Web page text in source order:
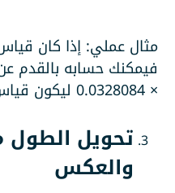
× 0.0328084 ليكون قياس صدرك نحو 1.31 قدم.
تحويل
والعكس